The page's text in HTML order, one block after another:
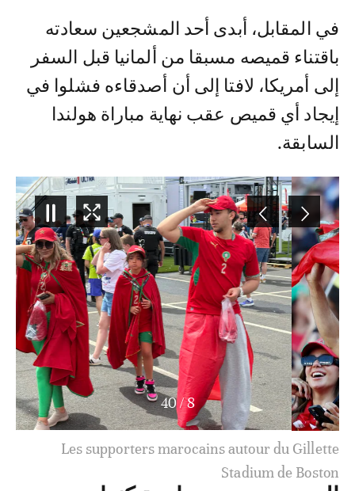
في المقابل، أبدى أحد المشجعين سعادته
باقتناء قميصه مسبقا من ألمانيا قبل السفر
إلى أمريكا، لافتا إلى أن أصدقاءه فشلوا في
إيجاد أي قميص عقب نهاية مباراة هولندا
السابقة.
8
/
40
Les supporters marocains autour du Gillette
Stadium de Boston